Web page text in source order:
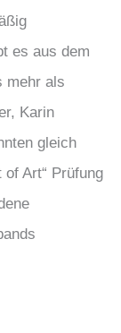
es aus dem
mehr als
Karin
gleich
Art“ Prüfung